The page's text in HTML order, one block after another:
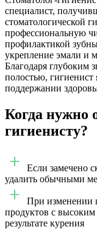
специалист,
стоматологической
профессиональную
профилактикой
укрепление эмали и
Благодаря глубоким
полостью,
поддержании
Когда нужно
гигиенисту?
Если замечено
удалить обычными
При изменении
продуктов с
результате курения